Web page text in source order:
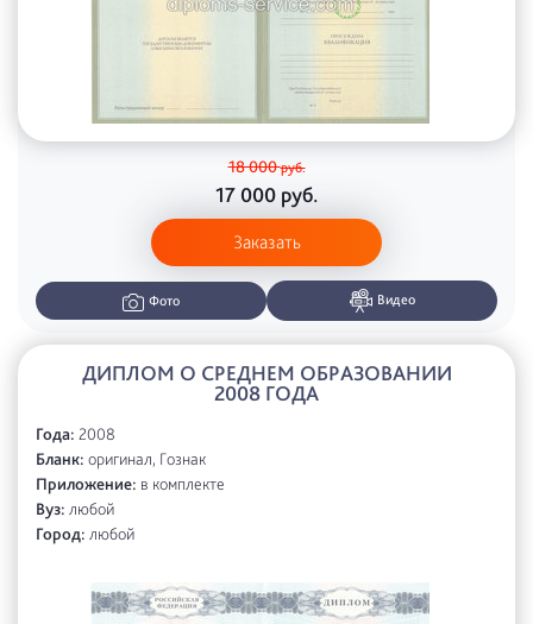
18 000руб.
17 000 руб.
Заказать
Фото Видео
ДИПЛОМ О СРЕДНЕМ ОБРАЗОВАНИИ
2008 ГОДА
Года: 2008
Бланк: оригинал, Гознак
Приложение: в комплекте
Вуз: любой
Город: любой